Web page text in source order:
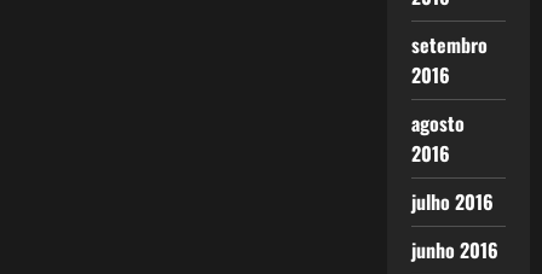
setembro
2016
agosto
2016
julho 2016
junho 2016